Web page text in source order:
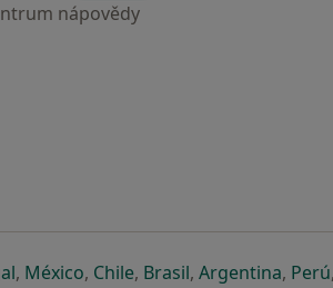
nápovědy
záložce
v nové záložce
se otevře v nové záložce
, Méxicose otevře v nové záložce
, Chilese otevře v nové záložce
, Brasilse otevře v nové
, Argentinase
, Perú,